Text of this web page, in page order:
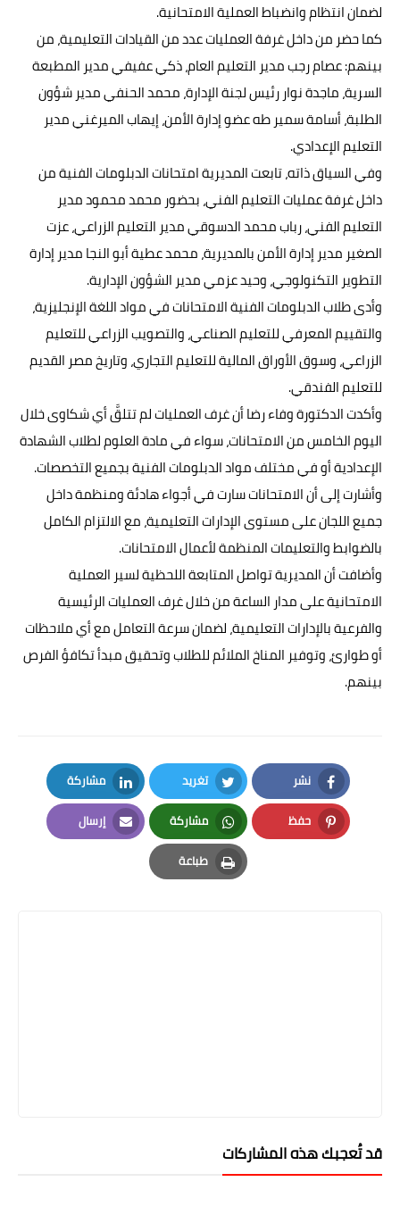
لضمان انتظام وانضباط العملية الامتحانية.
كما حضر من داخل غرفة العمليات عدد من القيادات التعليمية، من
بينهم: عصام رجب مدير التعليم العام، ذكي عفيفي مدير المطبعة
السرية، ماجدة نوار رئيس لجنة الإدارة، محمد الحنفي مدير شؤون
الطلبة، أسامة سمير طه عضو إدارة الأمن، إيهاب الميرغني مدير
التعليم الإعدادي.
وفي السياق ذاته، تابعت المديرية امتحانات الدبلومات الفنية من
داخل غرفة عمليات التعليم الفني، بحضور محمد محمود مدير
التعليم الفني، رباب محمد الدسوقي مدير التعليم الزراعي، عزت
الصغير مدير إدارة الأمن بالمديرية، محمد عطية أبو النجا مدير إدارة
التطوير التكنولوجي، وحيد عزمي مدير الشؤون الإدارية.
وأدى طلاب الدبلومات الفنية الامتحانات في مواد اللغة الإنجليزية،
والتقييم المعرفي للتعليم الصناعي، والتصويب الزراعي للتعليم
الزراعي، وسوق الأوراق المالية للتعليم التجاري، وتاريخ مصر القديم
للتعليم الفندقي.
وأكدت الدكتورة وفاء رضا أن غرف العمليات لم تتلقَّ أي شكاوى خلال
اليوم الخامس من الامتحانات، سواء في مادة العلوم لطلاب الشهادة
الإعدادية أو في مختلف مواد الدبلومات الفنية بجميع التخصصات.
وأشارت إلى أن الامتحانات سارت في أجواء هادئة ومنظمة داخل
جميع اللجان على مستوى الإدارات التعليمية، مع الالتزام الكامل
بالضوابط والتعليمات المنظمة لأعمال الامتحانات.
وأضافت أن المديرية تواصل المتابعة اللحظية لسير العملية
الامتحانية على مدار الساعة من خلال غرف العمليات الرئيسية
والفرعية بالإدارات التعليمية، لضمان سرعة التعامل مع أي ملاحظات
أو طوارئ، وتوفير المناخ الملائم للطلاب وتحقيق مبدأ تكافؤ الفرص
بينهم.
نشر
Facebook
تغريد
Twitter
مشاركة
LinkedIn
حفظ
Pinterest
مشاركة
Whatsapp
إرسال
Email
طباعة
Print
قد تُعجبك هذه المشاركات